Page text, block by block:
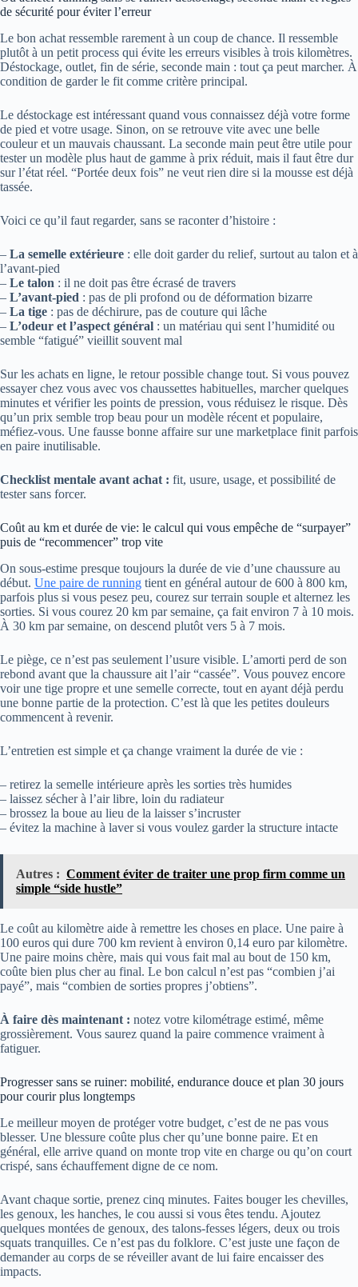
de sécurité pour éviter l’erreur
Le bon achat ressemble rarement à un coup de chance. Il ressemble
plutôt à un petit process qui évite les erreurs visibles à trois kilomètres.
Déstockage, outlet, fin de série, seconde main : tout ça peut marcher. À
condition de garder le fit comme critère principal.
Le déstockage est intéressant quand vous connaissez déjà votre forme
de pied et votre usage. Sinon, on se retrouve vite avec une belle
couleur et un mauvais chaussant. La seconde main peut être utile pour
tester un modèle plus haut de gamme à prix réduit, mais il faut être dur
sur l’état réel. “Portée deux fois” ne veut rien dire si la mousse est déjà
tassée.
Voici ce qu’il faut regarder, sans se raconter d’histoire :
– La semelle extérieure : elle doit garder du relief, surtout au talon et à
l’avant-pied
– Le talon : il ne doit pas être écrasé de travers
– L’avant-pied : pas de pli profond ou de déformation bizarre
– La tige : pas de déchirure, pas de couture qui lâche
– L’odeur et l’aspect général : un matériau qui sent l’humidité ou
semble “fatigué” vieillit souvent mal
Sur les achats en ligne, le retour possible change tout. Si vous pouvez
essayer chez vous avec vos chaussettes habituelles, marcher quelques
minutes et vérifier les points de pression, vous réduisez le risque. Dès
qu’un prix semble trop beau pour un modèle récent et populaire,
méfiez-vous. Une fausse bonne affaire sur une marketplace finit parfois
en paire inutilisable.
Checklist mentale avant achat : fit, usure, usage, et possibilité de
tester sans forcer.
Coût au km et durée de vie: le calcul qui vous empêche de “surpayer”
puis de “recommencer” trop vite
On sous-estime presque toujours la durée de vie d’une chaussure au
début. Une paire de running tient en général autour de 600 à 800 km,
parfois plus si vous pesez peu, courez sur terrain souple et alternez les
sorties. Si vous courez 20 km par semaine, ça fait environ 7 à 10 mois.
À 30 km par semaine, on descend plutôt vers 5 à 7 mois.
Le piège, ce n’est pas seulement l’usure visible. L’amorti perd de son
rebond avant que la chaussure ait l’air “cassée”. Vous pouvez encore
voir une tige propre et une semelle correcte, tout en ayant déjà perdu
une bonne partie de la protection. C’est là que les petites douleurs
commencent à revenir.
L’entretien est simple et ça change vraiment la durée de vie :
– retirez la semelle intérieure après les sorties très humides
– laissez sécher à l’air libre, loin du radiateur
– brossez la boue au lieu de la laisser s’incruster
– évitez la machine à laver si vous voulez garder la structure intacte
Autres : Comment éviter de traiter une prop firm comme un
simple “side hustle”
Le coût au kilomètre aide à remettre les choses en place. Une paire à
100 euros qui dure 700 km revient à environ 0,14 euro par kilomètre.
Une paire moins chère, mais qui vous fait mal au bout de 150 km,
coûte bien plus cher au final. Le bon calcul n’est pas “combien j’ai
payé”, mais “combien de sorties propres j’obtiens”.
À faire dès maintenant : notez votre kilométrage estimé, même
grossièrement. Vous saurez quand la paire commence vraiment à
fatiguer.
Progresser sans se ruiner: mobilité, endurance douce et plan 30 jours
pour courir plus longtemps
Le meilleur moyen de protéger votre budget, c’est de ne pas vous
blesser. Une blessure coûte plus cher qu’une bonne paire. Et en
général, elle arrive quand on monte trop vite en charge ou qu’on court
crispé, sans échauffement digne de ce nom.
Avant chaque sortie, prenez cinq minutes. Faites bouger les chevilles,
les genoux, les hanches, le cou aussi si vous êtes tendu. Ajoutez
quelques montées de genoux, des talons-fesses légers, deux ou trois
squats tranquilles. Ce n’est pas du folklore. C’est juste une façon de
demander au corps de se réveiller avant de lui faire encaisser des
impacts.